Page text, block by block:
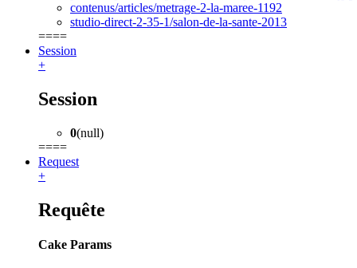
contenus/articles/metrage-2-la-maree-1192
studio-direct-2-35-1/salon-de-la-sante-2013
====
Session
+
Session
0(null)
====
Request
+
Requête
Cake Params